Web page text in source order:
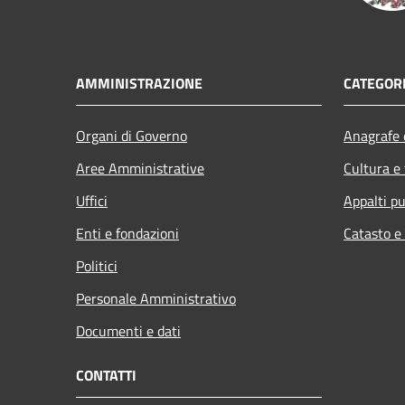
AMMINISTRAZIONE
Organi di Governo
Aree Amministrative
Uffici
Enti e fondazioni
Politici
Personale Amministrativo
Documenti e dati
Cultura
Appalti
Catasto
CONTATTI